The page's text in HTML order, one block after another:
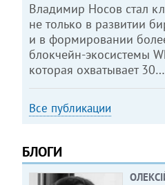
Владимир Носов стал
не только в развитии
и в формировании
блокчейн-экосистемы
которая охватывает 30…
Все публикации
БЛОГИ